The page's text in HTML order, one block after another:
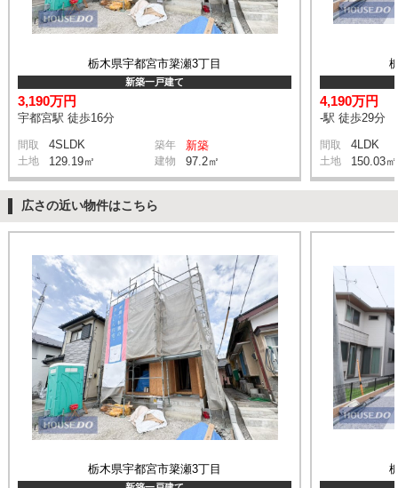
栃木県宇都宮市簗瀬3丁目
新築一戸建て
3,190万円
宇都宮駅 徒歩16分
間取 4SLDK 築年 新築
土地 129.19㎡ 建物 97.2㎡
4,190万円
-駅 徒歩29分
間取 4LDK
土地 150.03㎡
広さの近い物件はこちら
栃木県宇都宮市簗瀬3丁目